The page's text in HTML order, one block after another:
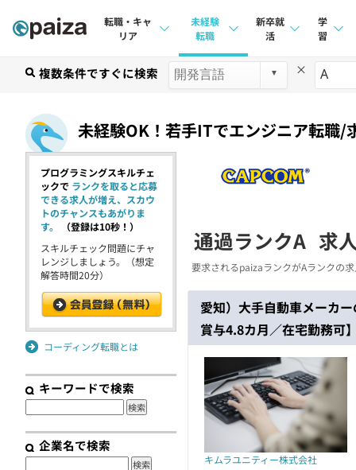
転職・キャ
リア
求人検索
転職エージェント
未経験
転職
求人検索
新卒就
活
求人検索
インターン
新卒エージェント
インタビュー
学
習
講座
プラン
法人
学校
契約
複数条件ですぐに検索 ×
未経験OK！若手ITでエンジニア転職/
通過ランクA 求
要求されるpaizaランクがAランクの
愛知）大手自動車メーカ
賞与4.8カ月／在宅勤務可
キムラユニティー株式会社
プログラミングスキルチェ
ックで ランクを取ると応募
できる求人が増え、スカウ
トのチャンスもあがりま
す。
（登録は10秒！）
スキルチェック問題にチャ
レンジしましょう。（想定
解答時間20分）
コーディング転職とは
キーワードで検索
企業名で検索